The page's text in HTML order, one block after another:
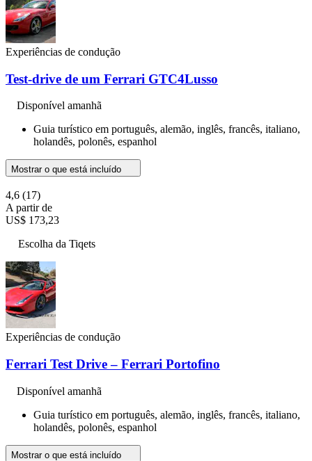
Experiências de condução
Test-drive de um Ferrari GTC4Lusso
Disponível amanhã
Guia turístico em português, alemão, inglês, francês, italiano,
holandês, polonês, espanhol
Mostrar o que está incluído
4,6 (17)
A partir de
US$ 173,23
Escolha da Tiqets
Experiências de condução
Ferrari Test Drive – Ferrari Portofino
Disponível amanhã
Guia turístico em português, alemão, inglês, francês, italiano,
holandês, polonês, espanhol
Mostrar o que está incluído